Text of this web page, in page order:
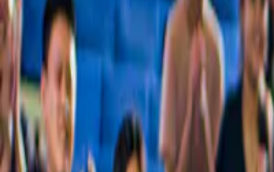
Die besten Erlebnisse in Hiroshima